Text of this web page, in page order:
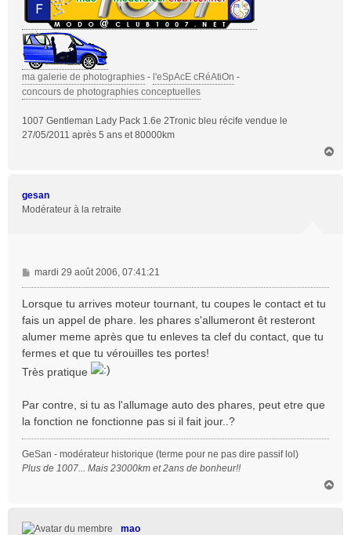
ma galerie de photographies - l'eSpAcE cRéAtiOn -
concours de photographies conceptuelles
1007 Gentleman Lady Pack 1.6e 2Tronic bleu récife vendue le
27/05/2011 après 5 ans et 80000km
gesan
Modérateur à la retraite
M
e
s
s
g
e
mardi 29 août 2006, 07:41:21
Lorsque tu arrives moteur tournant, tu coupes le contact et tu
fais un appel de phare. les phares s'allumeront êt resteront
alumer meme après que tu enleves ta clef du contact, que tu
fermes et que tu vérouilles tes portes!
Très pratique
Par contre, si tu as l'allumage auto des phares, peut etre que
la fonction ne fonctionne pas si il fait jour..?
GeSan - modérateur historique (terme pour ne pas dire passif lol)
Plus de 1007... Mais 23000km et 2ans de bonheur!!
mao